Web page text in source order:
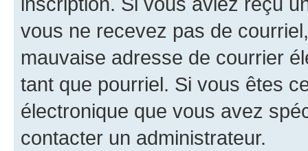
vous ne recevez pas de
mauvaise adresse de courrier
tant que pourriel. Si vous êtes
électronique que vous avez
contacter un administrateur.